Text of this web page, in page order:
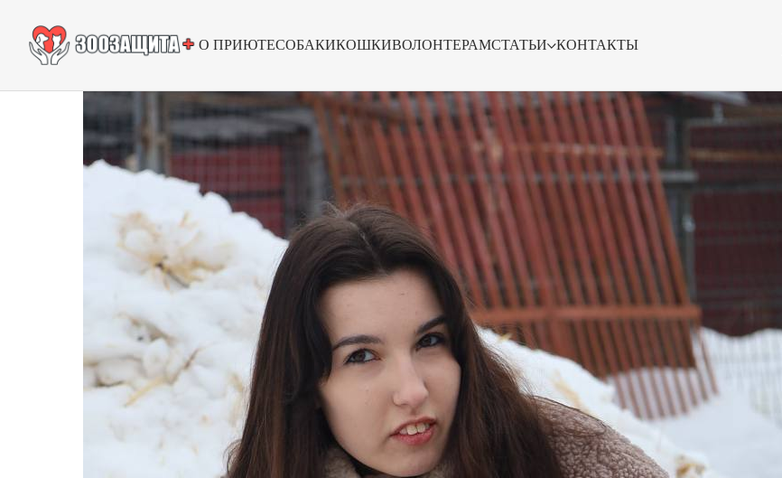
О ПРИЮТЕСОБАКИКОШКИВОЛОНТЕРАМСТАТЬИ КОНТАКТЫ